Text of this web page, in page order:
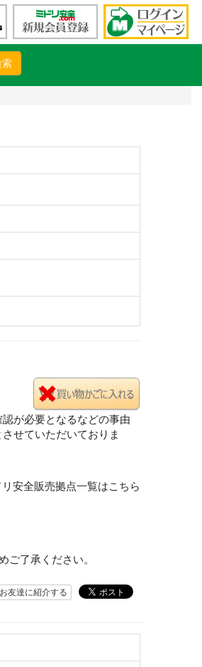
索
が必要となるなどの事由
せていただいておりま
安全販売拠点一覧はこちら
ご了承ください。
お友達に紹介する